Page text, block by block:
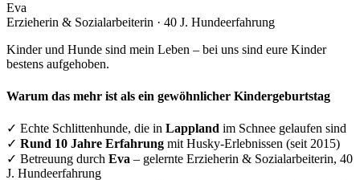
Eva
Erzieherin & Sozialarbeiterin · 40 J. Hundeerfahrung
Kinder und Hunde sind mein Leben – bei uns sind eure Kinder
bestens aufgehoben.
Warum das mehr ist als ein gewöhnlicher Kindergeburtstag
✓ Echte Schlittenhunde, die in Lappland im Schnee gelaufen sind
✓ Rund 10 Jahre Erfahrung mit Husky-Erlebnissen (seit 2015)
✓ Betreuung durch Eva – gelernte Erzieherin & Sozialarbeiterin, 40
J. Hundeerfahrung